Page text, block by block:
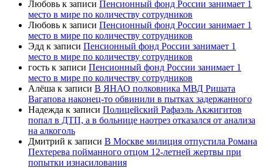
Любовь к записи Пенсионный фонд России занимает 1
место в мире по количеству сотрудников
Любовь к записи Пенсионный фонд России занимает 1
место в мире по количеству сотрудников
Эдд к записи Пенсионный фонд России занимает 1
место в мире по количеству сотрудников
гость к записи Пенсионный фонд России занимает 1
место в мире по количеству сотрудников
Алёша к записи В ЯНАО полковника МВД Ришата
Вагапова наконец-то обвинили в пытках задержанного
Надежда к записи Полицейский Рафаэль Акжигитов
попал в ДТП, а в больнице наотрез отказался от анализа
на алкоголь
Дмитрий к записи В Москве милиция отпустила Романа
Пехтерева пойманного отцом 12-летней жертвы при
попытки изнасилования